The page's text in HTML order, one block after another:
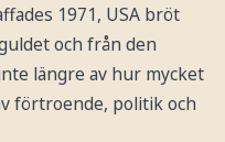
1971, USA bröt
och från den
längre av hur mycket
förtroende, politik och